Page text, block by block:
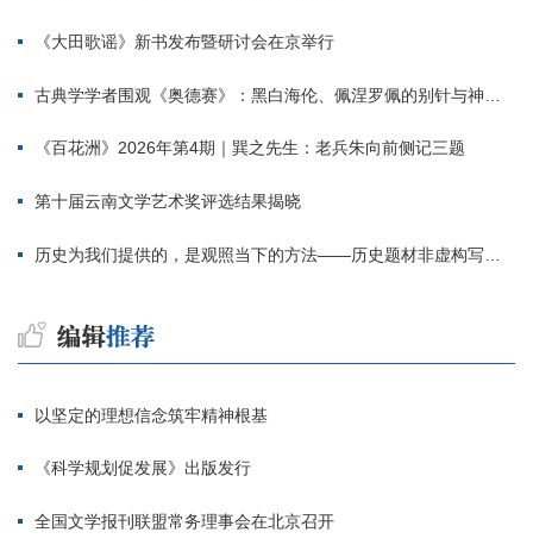
《大田歌谣》新书发布暨研讨会在京举行
古典学学者围观《奥德赛》：黑白海伦、佩涅罗佩的别针与神秘入侵者
《百花洲》2026年第4期｜巽之先生：老兵朱向前侧记三题
第十届云南文学艺术奖评选结果揭晓
历史为我们提供的，是观照当下的方法——历史题材非虚构写作多人谈
以坚定的理想信念筑牢精神根基
《科学规划促发展》出版发行
全国文学报刊联盟常务理事会在北京召开